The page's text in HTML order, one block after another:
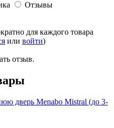
Отзывы
для каждого товара
или войти)
отзыв.